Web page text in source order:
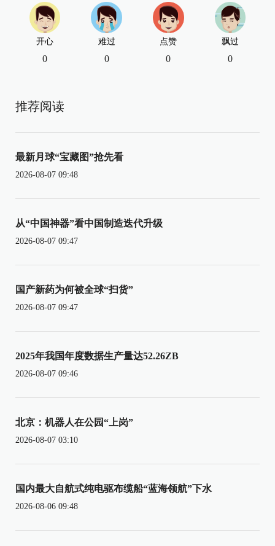
开心
0
难过
0
点赞
0
飘过
0
推荐阅读
最新月球“宝藏图”抢先看
2026-08-07 09:48
从“中国神器”看中国制造迭代升级
2026-08-07 09:47
国产新药为何被全球“扫货”
2026-08-07 09:47
2025年我国年度数据生产量达52.26ZB
2026-08-07 09:46
北京：机器人在公园“上岗”
2026-08-07 03:10
国内最大自航式纯电驱布缆船“蓝海领航”下水
2026-08-06 09:48